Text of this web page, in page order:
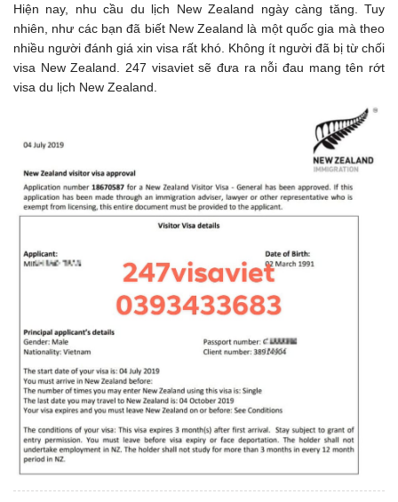
Hiện nay, nhu cầu du lịch New Zealand ngày càng tăng. Tuy
nhiên, như các bạn đã biết New Zealand là một quốc gia mà theo
nhiều người đánh giá xin visa rất khó. Không ít người đã bị từ chối
visa New Zealand. 247 visaviet sẽ đưa ra nỗi đau mang tên rớt
visa du lịch New Zealand.